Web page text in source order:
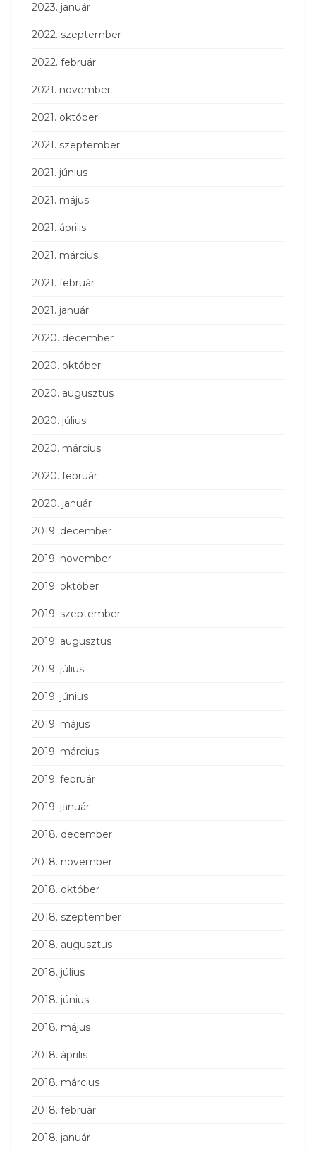
2023. január
2022. szeptember
2022. február
2021. november
2021. október
2021. szeptember
2021. június
2021. május
2021. április
2021. március
2021. február
2021. január
2020. december
2020. október
2020. augusztus
2020. július
2020. március
2020. február
2020. január
2019. december
2019. november
2019. október
2019. szeptember
2019. augusztus
2019. július
2019. június
2019. május
2019. március
2019. február
2019. január
2018. december
2018. november
2018. október
2018. szeptember
2018. augusztus
2018. július
2018. június
2018. május
2018. április
2018. március
2018. február
2018. január